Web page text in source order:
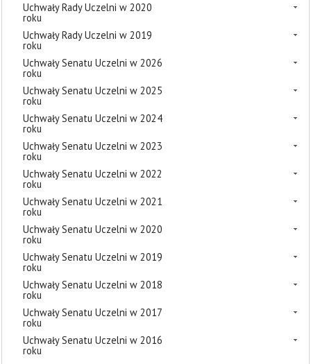
Uchwały Rady Uczelni w 2020
roku
Uchwały Rady Uczelni w 2019
roku
Uchwały Senatu Uczelni w 2026
roku
Uchwały Senatu Uczelni w 2025
roku
Uchwały Senatu Uczelni w 2024
roku
Uchwały Senatu Uczelni w 2023
roku
Uchwały Senatu Uczelni w 2022
roku
Uchwały Senatu Uczelni w 2021
roku
Uchwały Senatu Uczelni w 2020
roku
Uchwały Senatu Uczelni w 2019
roku
Uchwały Senatu Uczelni w 2018
roku
Uchwały Senatu Uczelni w 2017
roku
Uchwały Senatu Uczelni w 2016
roku